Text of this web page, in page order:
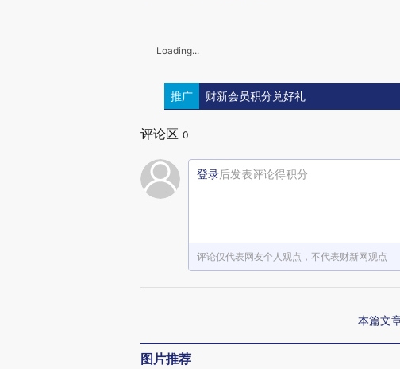
Loading...
推广 财新会员积分兑好礼
评论区 0
登录后发表评论得积分
评论仅代表网友个人观点，不代表财新网观点
本篇文
图片推荐